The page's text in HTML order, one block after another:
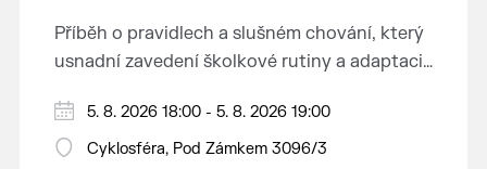
Příběh o pravidlech a slušném chování, který
usnadní zavedení školkové rutiny a adaptaci
Hraje se jen za příznivého počasí.
Vstupné dobrovolné.
5. 8. 2026 18:00 - 5. 8. 2026 19:00
Cyklosféra, Pod Zámkem 3096/3